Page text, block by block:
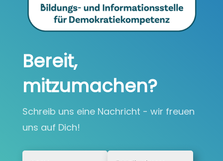
Bereit,
mitzumachen?
Schreib uns eine Nachricht - wir freuen
uns auf Dich!